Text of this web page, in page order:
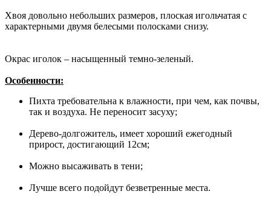
Хвоя довольно небольших размеров, плоская игольчатая с
характерными двумя белесыми полосками снизу.
Окрас иголок – насыщенный темно-зеленый.
Особенности:
Пихта требовательна к влажности, при чем, как почвы,
так и воздуха. Не переносит засуху;
Дерево-долгожитель, имеет хороший ежегодный
прирост, достигающий 12см;
Можно высаживать в тени;
Лучше всего подойдут безветренные места.